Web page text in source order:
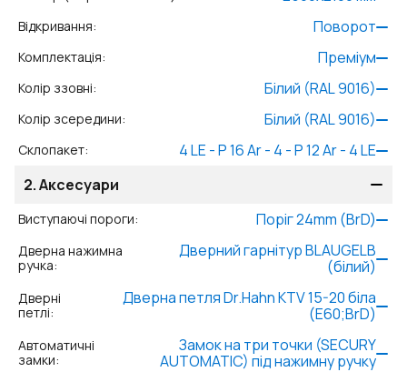
Відкривання: Поворот
Комплектація: Преміум
Колір ззовні: Білий (RAL 9016)
Колір зсередини: Білий (RAL 9016)
Склопакет:
4 LE - P 16 Ar - 4 - P 12 Ar - 4 LE
2.Аксесуари
Виступаючі пороги: Поріг 24mm (BrD)
Дверна нажимна
ручка:
Дверний гарнітур BLAUGELB
(білий)
Дверні
петлі:
Дверна петля Dr.Hahn KTV 15-20 біла
(Е60;BrD)
Автоматичні
замки:
Замок на три точки (SECURY
AUTOMATIC) під нажимну ручку